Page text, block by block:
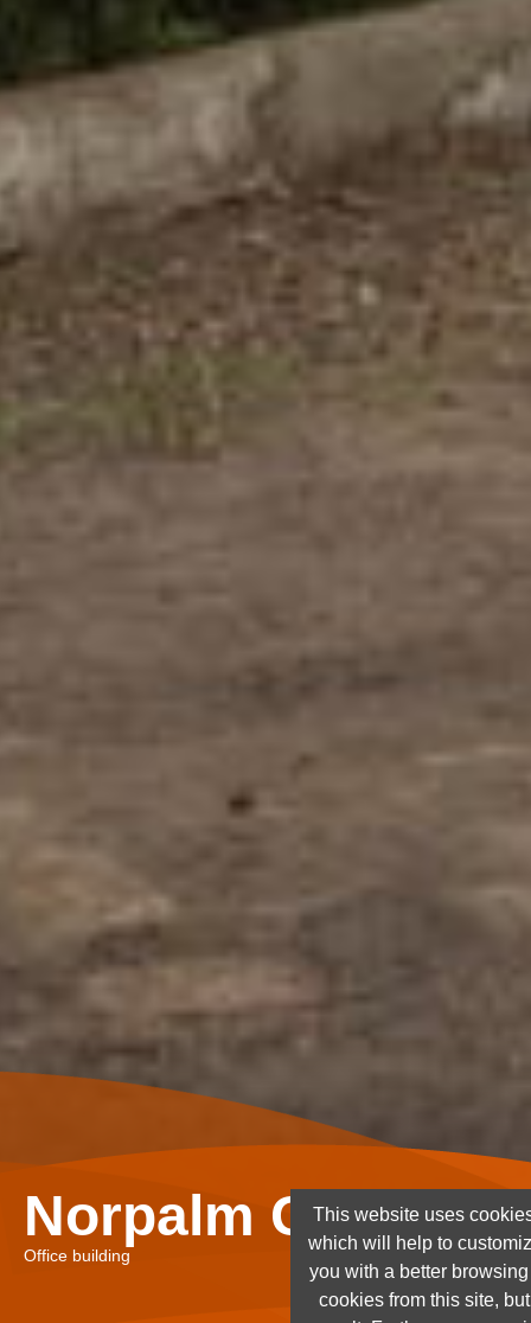
Norpalm Ghana
Office building
This website uses
which will help to
you with a better
cookies from this site,